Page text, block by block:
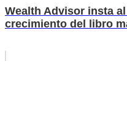
Wealth Advisor insta
crecimiento del libro